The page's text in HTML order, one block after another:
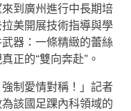
到廣州進行中長期培
美開展技術指導與學
器：一條精緻的蕾絲
正的“雙向奔赴”。
強制愛情對稱！」記者
該國足踝內科領域的